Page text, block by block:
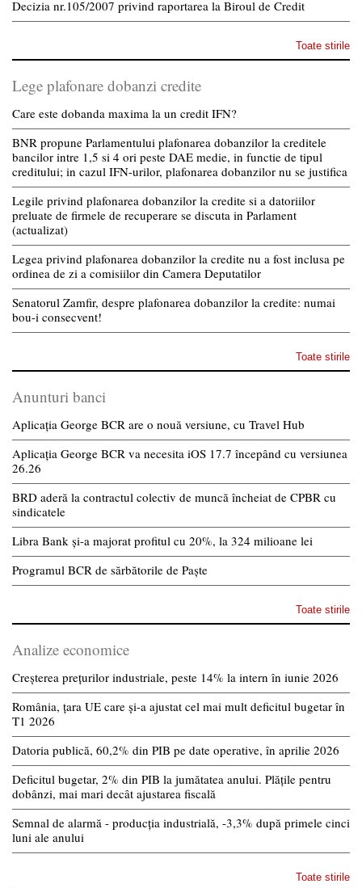
Decizia nr.105/2007 privind raportarea la Biroul de Credit
Toate stirile
Lege plafonare dobanzi credite
Care este dobanda maxima la un credit IFN?
BNR propune Parlamentului plafonarea dobanzilor la creditele
bancilor intre 1,5 si 4 ori peste DAE medie, in functie de tipul
creditului; in cazul IFN-urilor, plafonarea dobanzilor nu se justifica
Legile privind plafonarea dobanzilor la credite si a datoriilor
preluate de firmele de recuperare se discuta in Parlament
(actualizat)
Legea privind plafonarea dobanzilor la credite nu a fost inclusa pe
ordinea de zi a comisiilor din Camera Deputatilor
Senatorul Zamfir, despre plafonarea dobanzilor la credite: numai
bou-i consecvent!
Toate stirile
Anunturi banci
Aplicația George BCR are o nouă versiune, cu Travel Hub
Aplicația George BCR va necesita iOS 17.7 începând cu versiunea
26.26
BRD aderă la contractul colectiv de muncă încheiat de CPBR cu
sindicatele
Libra Bank și-a majorat profitul cu 20%, la 324 milioane lei
Programul BCR de sărbătorile de Paște
Toate stirile
Analize economice
Creșterea prețurilor industriale, peste 14% la intern în iunie 2026
România, țara UE care și-a ajustat cel mai mult deficitul bugetar în
T1 2026
Datoria publică, 60,2% din PIB pe date operative, în aprilie 2026
Deficitul bugetar, 2% din PIB la jumătatea anului. Plățile pentru
dobânzi, mai mari decât ajustarea fiscală
Semnal de alarmă - producția industrială, -3,3% după primele cinci
luni ale anului
Toate stirile